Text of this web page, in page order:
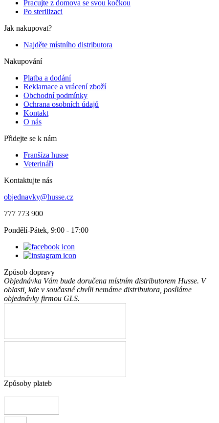
Pracujte z domova se svou kočkou
Po sterilizaci
Jak nakupovat?
Najděte místního distributora
Nakupování
Platba a dodání
Reklamace a vrácení zboží
Obchodní podmínky
Ochrana osobních údajů
Kontakt
O nás
Přidejte se k nám
Franšíza husse
Veterináři
Kontaktujte nás
objednavky@husse.cz
777 773 900
Pondělí-Pátek, 9:00 - 17:00
Způsob dopravy
Objednávka Vám bude doručena místním distributorem Husse. V
oblasti, kde v současné chvíli nemáme distributora, posíláme
objednávky firmou GLS.
Způsoby plateb